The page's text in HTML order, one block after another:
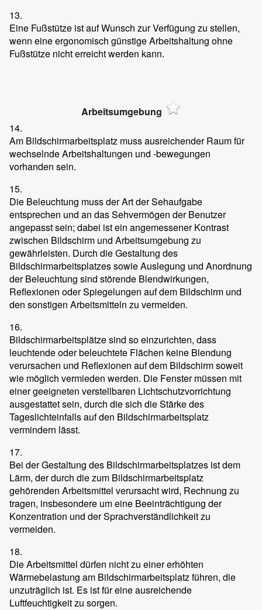
13.
Eine Fußstütze ist auf Wunsch zur Verfügung zu stellen,
wenn eine ergonomisch günstige Arbeitshaltung ohne
Fußstütze nicht erreicht werden kann.
Arbeitsumgebung
14.
Am Bildschirmarbeitsplatz muss ausreichender Raum für
wechselnde Arbeitshaltungen und -bewegungen
vorhanden sein.
15.
Die Beleuchtung muss der Art der Sehaufgabe
entsprechen und an das Sehvermögen der Benutzer
angepasst sein; dabei ist ein angemessener Kontrast
zwischen Bildschirm und Arbeitsumgebung zu
gewährleisten. Durch die Gestaltung des
Bildschirmarbeitsplatzes sowie Auslegung und Anordnung
der Beleuchtung sind störende Blendwirkungen,
Reflexionen oder Spiegelungen auf dem Bildschirm und
den sonstigen Arbeitsmitteln zu vermeiden.
16.
Bildschirmarbeitsplätze sind so einzurichten, dass
leuchtende oder beleuchtete Flächen keine Blendung
verursachen und Reflexionen auf dem Bildschirm soweit
wie möglich vermieden werden. Die Fenster müssen mit
einer geeigneten verstellbaren Lichtschutzvorrichtung
ausgestattet sein, durch die sich die Stärke des
Tageslichteinfalls auf den Bildschirmarbeitsplatz
vermindern lässt.
17.
Bei der Gestaltung des Bildschirmarbeitsplatzes ist dem
Lärm, der durch die zum Bildschirmarbeitsplatz
gehörenden Arbeitsmittel verursacht wird, Rechnung zu
tragen, insbesondere um eine Beeinträchtigung der
Konzentration und der Sprachverständlichkeit zu
vermeiden.
18.
Die Arbeitsmittel dürfen nicht zu einer erhöhten
Wärmebelastung am Bildschirmarbeitsplatz führen, die
unzuträglich ist. Es ist für eine ausreichende
Luftfeuchtigkeit zu sorgen.